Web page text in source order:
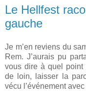
Le Hellfest
gauche
Je m’en reviens du
Rem. J’aurais pu
vous dire à quel point
de loin, laisser la
vécu l’événement